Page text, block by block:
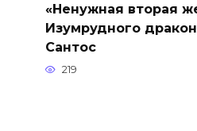
«Ненужная вторая
Изумрудного
Сантос
219